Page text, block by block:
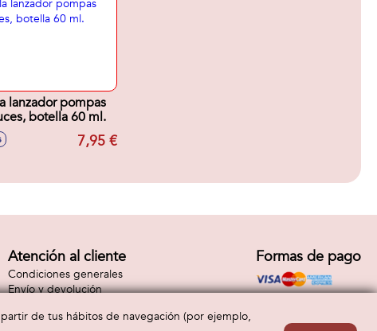
lanzador pompas
botella 60 ml.
7,95 €
Atención al cliente
Condiciones generales
Envío y devolución
Formas de pago
de tus hábitos de navegación (por ejemplo,